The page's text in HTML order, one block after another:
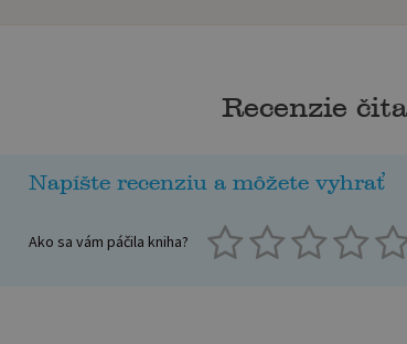
Recenzie
Napíšte recenziu a môžete vyhrať
Ako sa vám páčila kniha?